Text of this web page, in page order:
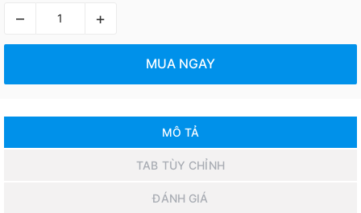
– +
MUA NGAY
MÔ TẢ
TAB TÙY CHỈNH
ĐÁNH GIÁ